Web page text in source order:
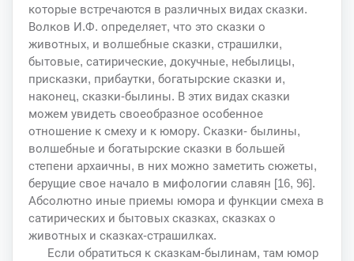
которые встречаются в различных видах сказки.
Волков И.Ф. определяет, что это сказки о
животных, и волшебные сказки, страшилки,
бытовые, сатирические, докучные, небылицы,
присказки, прибаутки, богатырские сказки и,
наконец, сказки-былины. В этих видах сказки
можем увидеть своеобразное особенное
отношение к смеху и к юмору. Сказки- былины,
волшебные и богатырские сказки в большей
степени архаичны, в них можно заметить сюжеты,
берущие свое начало в мифологии славян [16, 96].
Абсолютно иные приемы юмора и функции смеха в
сатирических и бытовых сказках, сказках о
животных и сказках-страшилках.
Если обратиться к сказкам-былинам, там юмор